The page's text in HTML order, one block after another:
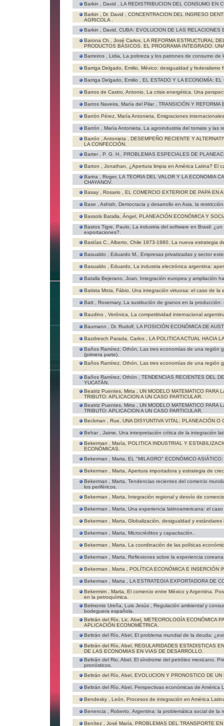
Barkin , David , LA REDISTRIBUCION DEL CONSUMO EN
Barkin , Dr. David , CONCENTRACION DEL INGRESO
AGRICOLA .
Barkin , David, CUBA: EVOLUCION DE LAS RELACIONES
Barona Ch., José Carlos, LA REFORMA ESTRUCTURAL
PRODUCTOS BÁSICOS. EL PROGRAMA INTEGRADO:
Barreiros , Lidia, La pobreza y los patrones de consumo de
Barriga Delgado, Emilio, México: desigualdad y federalismo
Barriga Delgado, Emilio , EL ESTADO Y LA ECONOMÍA: EL
Barros de Castro, Antonio, La crisis energética. Una
Barros Naveira, María del Pilar , TRANSICIÓN Y REFORMA
Barrón Pérez, María Antonieta, Emigraciones
Barrón , María Antonieta, La agroindustria del tomate y las
Barrón , Antonieta , DESEMPEÑO RECIENTE Y
LA CONFECCIÓN.
Barter , P. G. H., PROBLEMAS ESPECIALES DE
Barton , Jonathan, ¿Apertura limpia en América Latina? El
Bartra , Roger, LA TEORIA DEL VALOR Y LA ECONOMIA
CHAYANOV.
Basay , Rosario , EL COMERCIO EXTERIOR DE PAPA EN
Base , Ashish, Democracia y desarrollo en Asia. la
Bassols Batalla, Ángel, PLANEACIÓN ECONÓMICA Y
Bastos Tigre, Paulo, La industria del software en Brasil:
exportaciones?.
Bastías C., Alberto, Chile 1973-1980. La nueva estrategia
Basualdo , Eduardo M., Empresas privatizadas y sector
Basualdo , Eduardo, La industria electrónica argentina:
Batalla Bejerano, Joan, Integración europea y ampliación
Batista Mota, Fábio, Una integración virtuosa: el caso de la
Batt , Rosemary, La sustitución de granos en la producción:
Baudino , Verónica, La competitividad internacional
Baumann , Dr. Rudolf, LA POSICIÓN ECONÓMICA DE
Bazdresch Parada, Carlos , LA POLITICA ACTUAL HACIA
Baños Ramírez, Othón, Las tres economías de una región
(primera parte).
Baños Ramírez, Othón, Las tres economías de una región
Baños Ramírez, Othón , TENDENCIAS RECIENTES DEL
YUCATÁN.
Beatriz Puentes, Mirta , UN MODELO MATEMATICO PARA
TRIBUTO: APLICACION A UN CASO PARTICULAR.
Beatriz Puentes, Mirta , UN MODELO MATEMATICO PARA
TRIBUTO: APLICACION A UN CASO PARTICULAR.
Beckman , Rue, UNA DISYUNTIVA VITAL: PLANEACIÓN O
Behar , Jaime, Una interpretación crítica de la integración
Bekerman , María, POLITICA INDUSTRIAL Y
ECONÓMICAS.
Bekerman , Marta, EL "MILAGRO" ECONÓMICO
Bekerman , Marta, Apertura importadora y estrategia de
Bekerman , Marta, Tendencias recientes del comercio
los periféricos.
Bekerman , Marta, Integración regional y desvío de
Bekerman , Marta, Una experiencia latinoamericana: el
Bekerman , Marta, Globalización, desigualdad y estándares
Bekerman , Marta, Microcréditos y capacitación..
Bekerman , Marta, La coordinación de las políticas
Bekerman , Marta, Reflexiones sobre la experiencia
Bekerman , Marta , POLÍTICA ECONÓMICA E INSERCIÓN
Bekerman , Marta , LA ESTRATEGIA EXPORTADORA DE
Bekermim , Marta, El comercio entre México y Argentina.
en la petroquímica.
Belmonte Ureña, Luis Jesús , Regulación ambiental y
bodeguera española.
Beltrán del Río, Lic. Abel, METEOROLOGÍA ECONÓMICA
APLICACIÓN ECONOMÉTRICA.
Beltrán del Río, Abel, El problema mundial de la deuda:
Beltrán del Río, Abel, REGULARIDADES ESTADISTICAS
DE LAS ECONOMIAS EN VIAS DE DESARROLLO.
Beltrán del Rio, Abel, El síndrome del petróleo mexicano.
pronósticos.
Beltrán del Río, Abel, EVOLUCION Y PRONOSTICO DE
Beltrán del Río, Abel, Perspectivas económicas de América
Bendesky , León, Procesos de integración en América
Benencia , Roberto, Argentina: la problemática social de la
Benítez , José María, PROBLEMAS DEL TRANSPORTE